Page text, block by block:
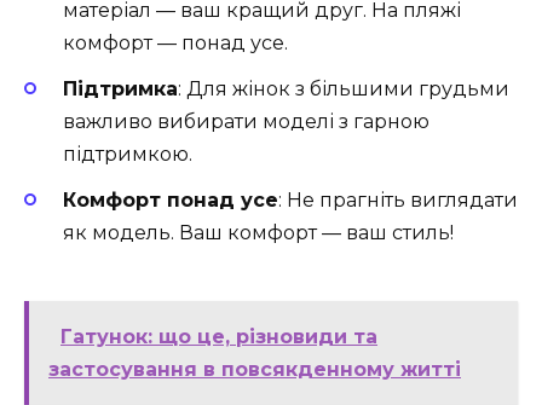
матеріал — ваш кращий друг. На пляжі
комфорт — понад усе.
Підтримка: Для жінок з більшими грудьми
важливо вибирати моделі з гарною
підтримкою.
Комфорт понад усе: Не прагніть виглядати
як модель. Ваш комфорт — ваш стиль!
Гатунок: що це, різновиди та
застосування в повсякденному житті